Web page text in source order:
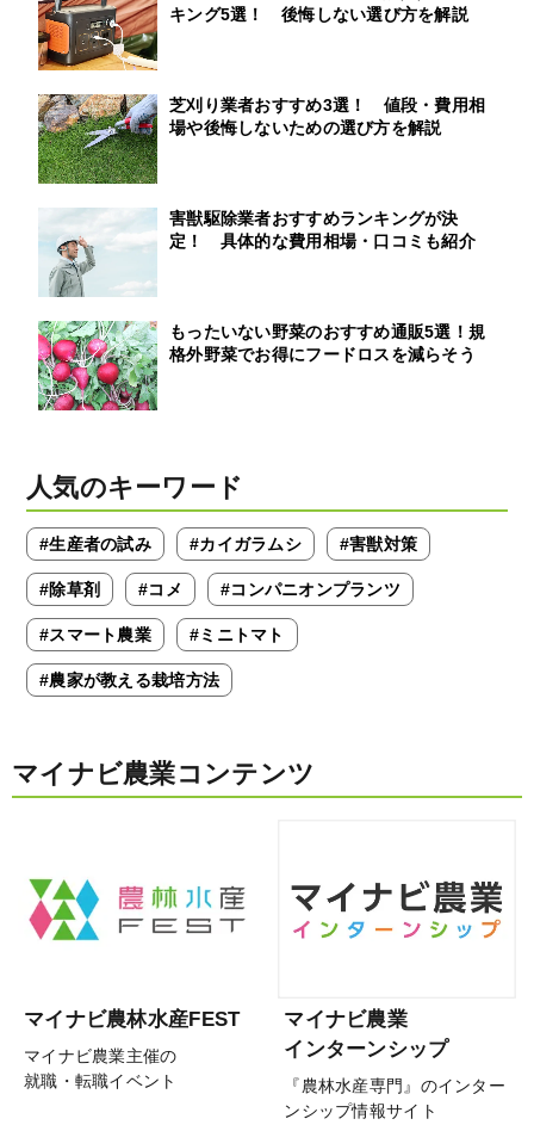
キング5選！ 後悔しない選び方を解説
芝刈り業者おすすめ3選！ 値段・費用相
場や後悔しないための選び方を解説
害獣駆除業者おすすめランキングが決
定！ 具体的な費用相場・口コミも紹介
もったいない野菜のおすすめ通販5選！規
格外野菜でお得にフードロスを減らそう
人気のキーワード
#生産者の試み #カイガラムシ #害獣対策
#除草剤 #コメ #コンパニオンプランツ
#スマート農業 #ミニトマト
#農家が教える栽培方法
マイナビ農業コンテンツ
マイナビ農林水産FEST
マイナビ農業主催の
就職・転職イベント
マイナビ農業
インターンシップ
『農林水産専門』のインター
ンシップ情報サイト